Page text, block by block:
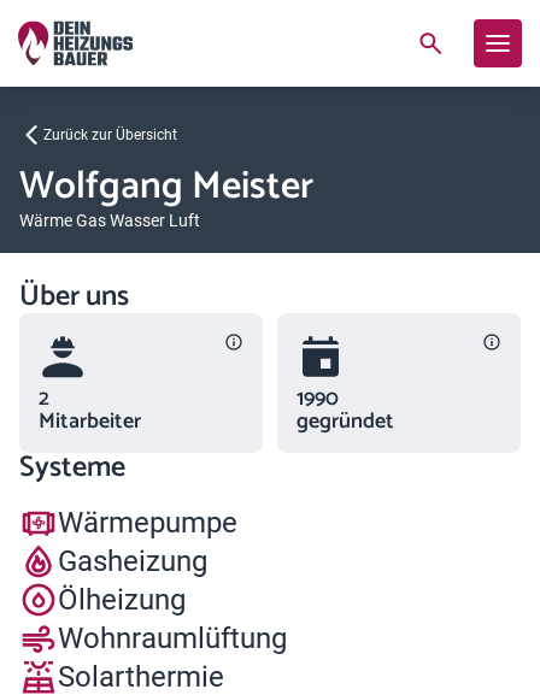
Zurück zur Übersicht
Wolfgang Meister
Wärme Gas Wasser Luft
Über uns
2
Mitarbeiter
1990
gegründet
Systeme
Wärmepumpe
Gasheizung
Ölheizung
Wohnraumlüftung
Solarthermie